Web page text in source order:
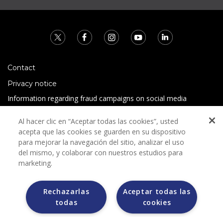
Contact
Privacy notice
Information regarding fraud campaigns on social media
Terms and conditions
Grupo Bimbo does not request any kind of payment during
the selection process.
Al hacer clic en “Aceptar todas las cookies”, usted
acepta que las cookies se guarden en su dispositivo
para mejorar la navegación del sitio, analizar el uso
del mismo, y colaborar con nuestros estudios para
marketing.
Aceptar todas las
cookies
Rechazarlas
todas